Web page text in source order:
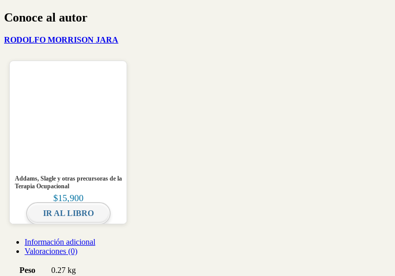
Conoce al autor
RODOLFO MORRISON JARA
Addams, Slagle y otras precursoras de la
Terapia Ocupacional
$15,900
IR AL LIBRO
Información adicional
Valoraciones (0)
Peso
0.27 kg